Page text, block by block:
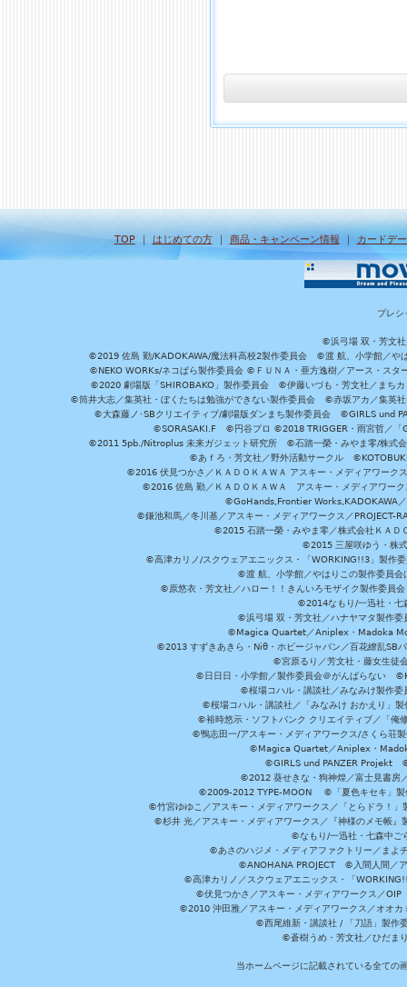
TOP｜ はじめての方｜ 商品・キャンペーン情報 ｜ カードデ
プレシ
©浜弓場 双・芳文社
©2019 佐島 勤/KADOKAWA/魔法科高校2製作委員会 ©渡 航、小学館／や
©NEKO WORKs/ネコぱら製作委員会 ©ＦＵＮＡ・亜方逸樹／アース・ス
©2020 劇場版「SHIROBAKO」製作委員会 ©伊藤いづも・芳文社／まち
©筒井大志／集英社・ぼくたちは勉強ができない製作委員会 ©赤坂アカ／集英
©大森藤ノ･SBクリエイティブ/劇場版ダンまち製作委員会 ©GIRLS und
©SORASAKI.F ©円谷プロ ©2018 TRIGGER・雨宮哲／
©2011 5pb./Nitroplus 未来ガジェット研究所 ©石踏一榮・みやま零/株式
©あｆろ・芳文社／野外活動サークル
©2016 伏見つかさ／ＫＡＤＯＫＡＷＡ アスキー・メディアワー
©2016 佐島 勤／ＫＡＤＯＫＡＷＡ アスキー・メディアワ
©GoHands,Frontier Works,KADOKAWA
©鎌池和馬／冬川基／アスキー・メディアワークス／
©2015 石踏一榮・みやま零／株式会社ＫＡＤ
©2015 三屋咲ゆう・株
©高津カリノ/スクウェアエニックス・「WORKING!!3」製作
©渡 航、小学館／やはりこの製作委員
©原悠衣・芳文社／ハロー！！きんいろモザイク製作委員
©2014なもり/一迅社・
©浜弓場 双・芳文社／ハナヤマタ製作
©Magica Quartet／Aniplex・Madoka
©2013 すずきあきら・Niθ・ホビージャパン／百花繚乱
©宮原るり／芳文社・藤女生徒
©日日日・小学館／製作委員会＠がんばらない
©桜場コハル・講談社／みなみけ製作
©桜場コハル・講談社／「みなみけ おかえり」
©裕時悠示・ソフトバンク クリエイティブ／「
©鴨志田一/アスキー・メディアワークス/さく
©Magica Quartet／Aniplex・
©GIRLS und PANZER Projekt ©
©2012 葵せきな・狗神煌／富士見書
©2009-2012 TYPE-MOON ©「夏色キセキ」製
©竹宮ゆゆこ／アスキー・メディアワークス／「とらドラ！
©杉井 光／アスキー・メディアワークス／『神様のメモ帳
©なもり/一迅社・七森中
©あさのハジメ・メディアファクトリー／ま
©ANOHANA PROJECT ©入間人間／ア
©高津カリノ／スクウェアエニックス・「
©伏見つかさ／アスキー・メディアワークス／
©2010 沖田雅／アスキー・メディアワークス／オオ
©西尾維新・講談社 / 「刀語」製作
©蒼樹うめ・芳文社／ひだま
当ホームページに記載されている全ての